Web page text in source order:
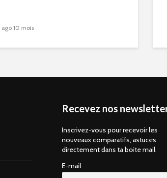
ago 10 mois
Recevez nos
Inscrivez-vous pour recevoir les
nouveaux comparatifs, astuces
directement dans ta boite mail.
E-mail